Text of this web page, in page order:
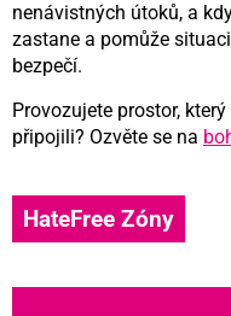
nenávistných útoků, a
zastane a pomůže
bezpečí.
Provozujete prostor,
připojili? Ozvěte se na
HateFree Zóny